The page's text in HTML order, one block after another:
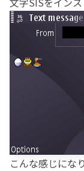
こんな感じにな